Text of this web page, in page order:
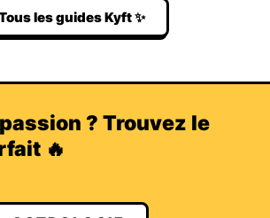
les guides Kyft ✨
? Trouvez le
🔥